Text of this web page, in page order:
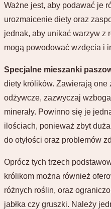
Ważne jest, aby podawać je
urozmaicenie diety oraz
jednak, aby unikać warzyw z
mogą powodować wzdęcia i
Specjalne mieszanki
diety królików. Zawierają one
odżywcze, zazwyczaj
minerały. Powinno się je
ilościach, ponieważ zbyt
do otyłości oraz problemów
Oprócz tych trzech
królikom można również
różnych roślin, oraz
jabłka czy gruszki. Należy